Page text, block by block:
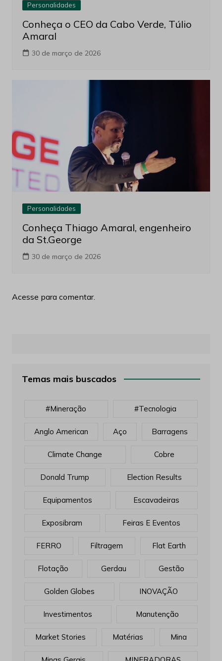
Personalidades
Conheça o CEO da Cabo Verde, Túlio
Amaral
30 de março de 2026
Personalidades
Conheça Thiago Amaral, engenheiro
da St.George
30 de março de 2026
Acesse para comentar.
Temas mais buscados
#mineração #tecnologia
Anglo American Aço Barragens
Climate Change Cobre
Donald Trump Election Results
Equipamentos Escavadeiras
Exposibram Feiras E Eventos
FERRO Filtragem Flat Earth
Flotação Gerdau Gestão
Golden Globes INOVAÇÃO
Investimentos Manutenção
Market Stories Matérias Mina